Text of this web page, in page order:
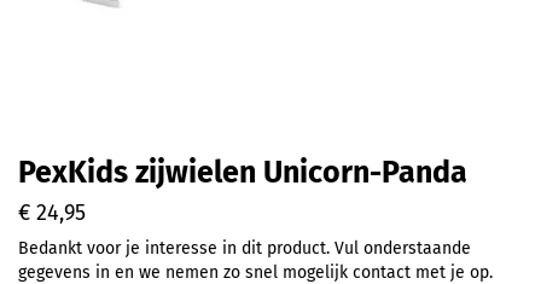
PexKids zijwielen Unicorn-Panda
€ 24,95
Bedankt voor je interesse in dit product. Vul onderstaande
gegevens in en we nemen zo snel mogelijk contact met je op.